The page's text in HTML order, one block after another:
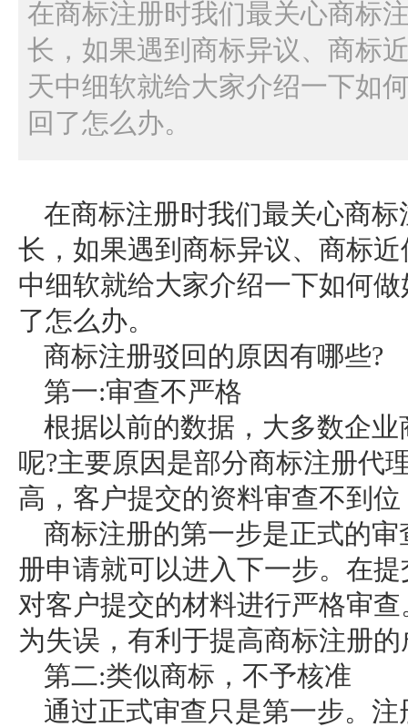
在商标注册时我们最关心商标
长，如果遇到商标异议、商标
天中细软就给大家介绍一下如
回了怎么办。
在商标注册时我们最关心商
长，如果遇到商标异议、商标
中细软就给大家介绍一下如何做
了怎么办。
商标注册驳回的原因有哪些?
第一:审查不严格
根据以前的数据，大多数企
呢?主要原因是部分商标注册代
高，客户提交的资料审查不到
商标注册的第一步是正式的
册申请就可以进入下一步。在
对客户提交的材料进行严格审
为失误，有利于提高商标注册
第二:类似商标，不予核准
通过正式审查只是第一步。